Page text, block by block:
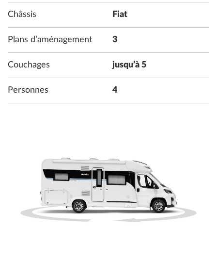
Châssis Fiat
Plans d’aménagement 3
Couchages jusqu’à 5
Personnes 4